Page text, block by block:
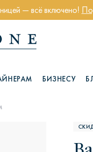
— всё включено!
БИЗНЕСУ